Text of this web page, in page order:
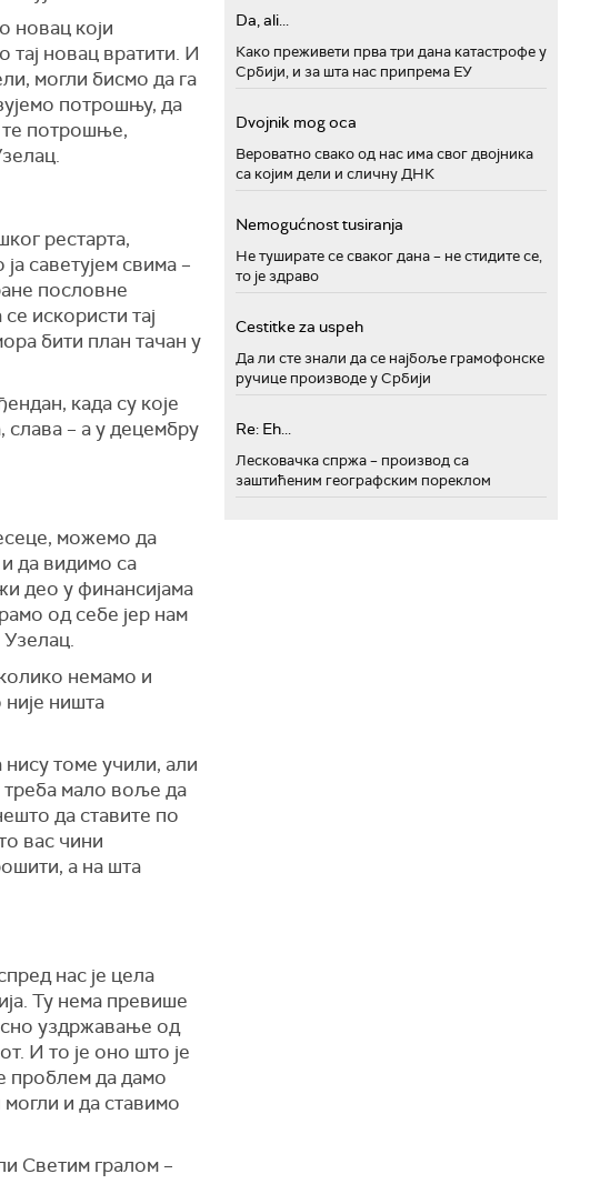
новац који
новац вратити. И
могли бисмо да га
потрошњу, да
те потрошње,
рестарта,
саветујем свима –
пословне
искористи тај
бити план тачан у
када су које
слава – а у децембру
можемо да
да видимо са
део у финансијама
од себе јер нам
Узелац.
немамо и
ништа
нису томе учили, али
треба мало воље да
да ставите по
вас чини
а на шта
нас је цела
Ту нема превише
уздржавање од
И то је оно што је
проблем да дамо
и да ставимо
Светим гралом –
Da, ali...
Како преживети прва три дана катастрофе у
Србији, и за шта нас припрема ЕУ
Dvojnik mog oca
Вероватно свако од нас има свог двојника
са којим дели и сличну ДНК
Nemogućnost tusiranja
Не туширате се сваког дана – не стидите се,
то је здраво
Cestitke za uspeh
Да ли сте знали да се најбоље грамофонске
ручице производе у Србији
Re: Eh...
Лесковачка спржа – производ са
заштићеним географским пореклом